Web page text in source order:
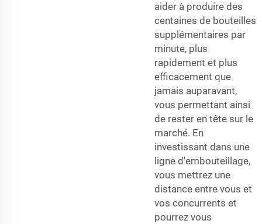
aider à produire des
centaines de bouteilles
supplémentaires par
minute, plus
rapidement et plus
efficacement que
jamais auparavant,
vous permettant ainsi
de rester en tête sur le
marché. En
investissant dans une
ligne d'embouteillage,
vous mettrez une
distance entre vous et
vos concurrents et
pourrez vous